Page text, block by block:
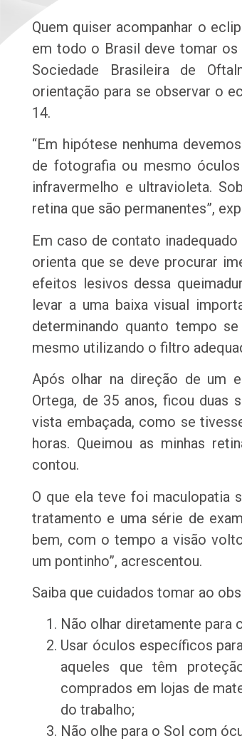
Quem quiser acompanhar o
em todo o Brasil deve tomar os
Sociedade Brasileira de
orientação para se observar o
14.
“Em hipótese nenhuma
de fotografia ou mesmo
infravermelho e ultravioleta.
retina que são permanentes”,
Em caso de contato
orienta que se deve procurar
efeitos lesivos dessa
levar a uma baixa visual
determinando quanto tempo
mesmo utilizando o filtro
Após olhar na direção de um
Ortega, de 35 anos, ficou duas
vista embaçada, como se
horas. Queimou as minhas
contou.
O que ela teve foi maculopatia
tratamento e uma série de
bem, com o tempo a visão
um pontinho”, acrescentou.
Saiba que cuidados tomar ao
Não olhar diretamente para
Usar óculos específicos
aqueles que têm
comprados em lojas de
do trabalho;
Não olhe para o Sol com